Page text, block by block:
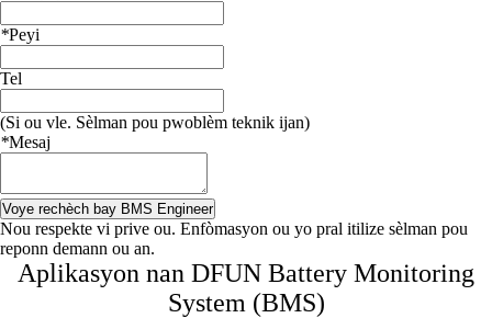
*Peyi
Tel
(Si ou vle. Sèlman pou pwoblèm teknik ijan)
*Mesaj
Voye rechèch bay BMS Engineer
Nou respekte vi prive ou. Enfòmasyon ou yo pral itilize sèlman pou
reponn demann ou an.
Aplikasyon nan DFUN Battery Monitoring
System (BMS)